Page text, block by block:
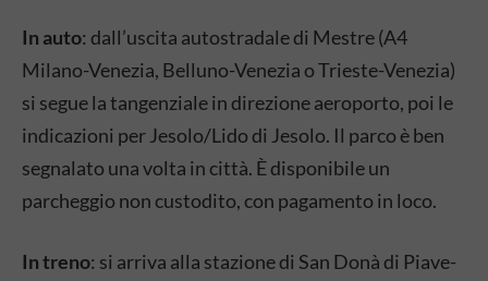
In auto: dall’uscita autostradale di Mestre (A4
Milano-Venezia, Belluno-Venezia o Trieste-Venezia)
si segue la tangenziale in direzione aeroporto, poi le
indicazioni per Jesolo/Lido di Jesolo. Il parco è ben
segnalato una volta in città. È disponibile un
parcheggio non custodito, con pagamento in loco.
In treno: si arriva alla stazione di San Donà di Piave-